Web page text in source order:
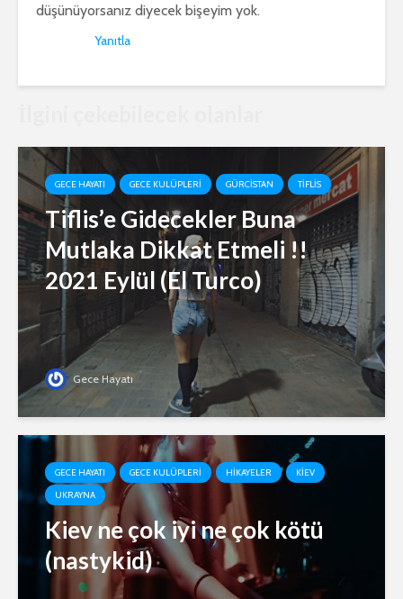
düşünüyorsanız diyecek bişeyim yok.
Yanıtla
GECE HAYATI GECE KULÜPLERI GÜRCISTAN TIFLIS
Tiflis’e Gidecekler Buna
Mutlaka Dikkat Etmeli !!
2021 Eylül (El Turco)
Gece Hayatı
GECE HAYATI GECE KULÜPLERI HIKAYELER
KIEV
UKRAYNA
Kiev ne çok iyi ne çok kötü
(nastykid)